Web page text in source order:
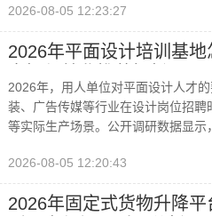
2026-08-05 12:23:27
2026年平面设计培训基
2026年，用人单位对平面设计人才
装、广告传媒等行业在设计岗位招
等实际生产场景。公开调研数据显示
2026-08-05 12:20:43
2026年固定式货物升降